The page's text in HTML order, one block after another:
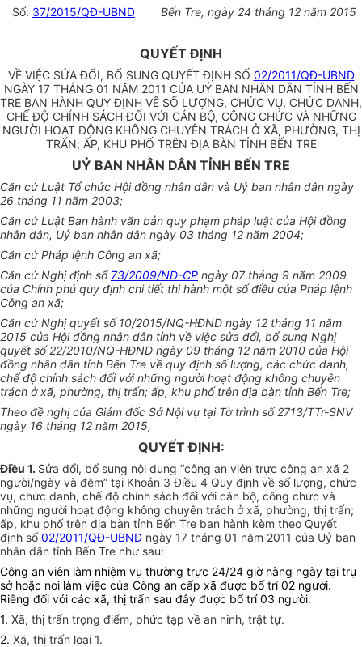
Số: 37/2015/QĐ-UBND Bến Tre, ngày 24 tháng 12 năm 2015
QUYẾT ĐỊNH
VỀ VIỆC SỬA ĐỔI, BỔ SUNG QUYẾT ĐỊNH SỐ 02/2011/QĐ-UBND
NGÀY 17 THÁNG 01 NĂM 2011 CỦA UỶ BAN NHÂN DÂN TỈNH BẾN
TRE BAN HÀNH QUY ĐỊNH VỀ SỐ LƯỢNG, CHỨC VỤ, CHỨC DANH,
CHẾ ĐỘ CHÍNH SÁCH ĐỐI VỚI CÁN BỘ, CÔNG CHỨC VÀ NHỮNG
NGƯỜI HOẠT ĐỘNG KHÔNG CHUYÊN TRÁCH Ở XÃ, PHƯỜNG, THỊ
TRẤN; ẤP, KHU PHỐ TRÊN ĐỊA BÀN TỈNH BẾN TRE
UỶ BAN NHÂN DÂN TỈNH BẾN TRE
Căn cứ Luật Tổ chức Hội đồng nhân dân và Uỷ ban nhân dân ngày
26 tháng 11 năm 2003;
Căn cứ Luật Ban hành văn bản quy phạm pháp luật của Hội đồng
nhân dân, Uỷ ban nhân dân ngày 03 tháng 12 năm 2004;
Căn cứ Pháp lệnh Công an xã;
Căn cứ Nghị định số73/2009/NĐ-CP ngày 07 tháng 9 năm 2009
của Chính phủ quy định chi tiết thi hành một số điều của Pháp lệnh
Công an xã;
Căn cứ Nghị quyết số 10/2015/NQ-HĐND ngày 12 tháng 11 năm
2015 của Hội đồng nhân dân tỉnh về việc sửa đổi, bổ sung Nghị
quyết số 22/2010/NQ-HĐND ngày 09 tháng 12 năm 2010 của Hội
đồng nhân dân tỉnh Bến Tre về quy định số lượng, các chức danh,
chế độ chính sách đối với những người hoạt động không chuyên
trách ở xã, phường, thị trấn; ấp, khu phố trên địa bàn tỉnh Bến Tre;
Theo đề nghị của Giám đốc Sở Nội vụ tại Tờ trình số 2713/TTr-SNV
ngày 16 tháng 12 năm 2015,
QUYẾT ĐỊNH:
Điều 1. Sửa đổi, bổ sung nội dung “công an viên trực công an xã 2
người/ngày và đêm” tại Khoản 3 Điều 4 Quy định về số lượng, chức
vụ, chức danh, chế độ chính sách đối với cán bộ, công chức và
những người hoạt động không chuyên trách ở xã, phường, thị trấn;
ấp, khu phố trên địa bàn tỉnh Bến Tre ban hành kèm theo Quyết
định số02/2011/QĐ-UBND ngày 17 tháng 01 năm 2011 của Uỷ ban
nhân dân tỉnh Bến Tre như sau:
Công an viên làm nhiệm vụ thường trực 24/24 giờ hàng ngày tại trụ
sở hoặc nơi làm việc của Công an cấp xã được bố trí 02 người.
Riêng đối với các xã, thị trấn sau đây được bố trí 03 người:
1. Xã, thị trấn trọng điểm, phức tạp về an ninh, trật tự.
2. Xã, thị trấn loại 1.